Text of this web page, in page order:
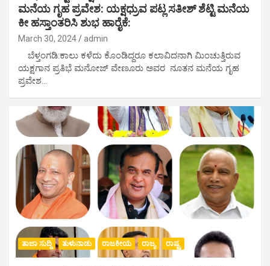
ಮನೆಯ ಗೃಹ ಪ್ರವೇಶ: ಯಕ್ಷಧ್ರುವ ಪಟ್ಲ ಸತೀಶ್ ಶೆಟ್ಟಿ ಮನೆಯ
ಕೀ ಹಸ್ತಾಂತರಿಸಿ ಶುಭ ಹಾರೈಕೆ:
March 30, 2024 admin
ಬೆಳ್ತಂಗಡಿ:ಕಾಲು ಕಳೆದು ಕೊಂಡಿದ್ದರೂ ಕಲಾವಿದನಾಗಿ ಮಿಂಚುತ್ತಿರುವ
ಯಕ್ಷಗಾನ ಪ್ರತಿಭೆ ಮನೋಜ್ ವೇಣೂರು ಅವರ ನೂತನ ಮನೆಯ ಗೃಹ
ಪ್ರವೇಶ…
ತಾಜಾ ಸುದ್ದಿ ತುಳುನಾಡು ರಾಜಕೀಯ ರಾಜ್ಯ ರಾಷ್ಟ್ರ